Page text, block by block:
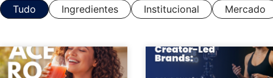
Tudo Ingredientes Institucional Mercado